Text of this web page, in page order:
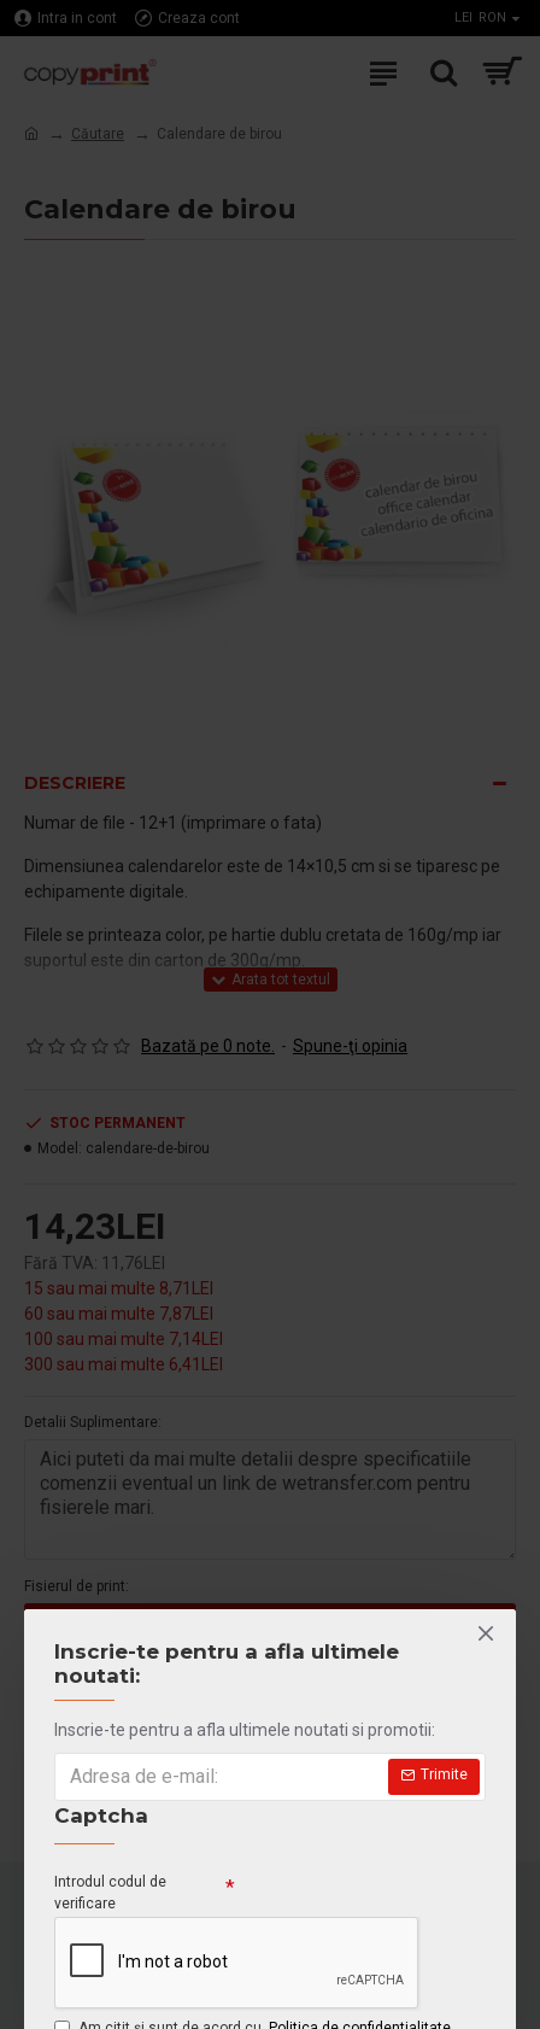
Inscrie-te pentru a afla ultimele
noutati:
Inscrie-te pentru a afla ultimele noutati si promotii:
Trimite
Captcha
Introdul codul de
verificare
Intra in cont Creaza cont LEI RON
Căutare Calendare de birou
Calendare de birou
DESCRIERE
Numar de file - 12+1 (imprimare o fata)
Dimensiunea calendarelor este de 14×10,5 cm si se tiparesc pe
echipamente digitale.
Filele se printeaza color, pe hartie dublu cretata de 160g/mp iar
suportul este din carton de 300g/mp.
Bazată pe 0 note. - Spune-ţi opinia
14,23LEI
Fără TVA: 11,76LEI
15 sau mai multe 8,71LEI
60 sau mai multe 7,87LEI
100 sau mai multe 7,14LEI
300 sau mai multe 6,41LEI
STOC PERMANENT
Model: calendare-de-birou
Detalii Suplimentare:
Fisierul de print:
Etichete: Calendare de birou tipar digital